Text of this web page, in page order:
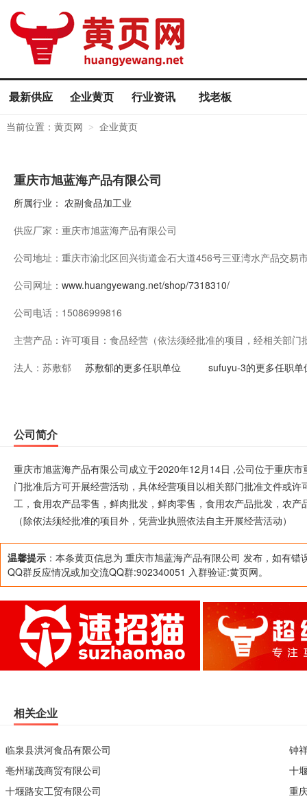
最新供应 企业黄页 行业资讯 找老板
当前位置： 黄页网 > 企业黄页
重庆市旭蓝海产品有限公司
所属行业： 农副食品加工业
供应厂家： 重庆市旭蓝海产品有限公司
公司地址： 重庆市渝北区回兴街道金石大道456号三亚湾水产品交易
公司网址： www.huangyewang.net/shop/7318310/
公司电话： 15086999816
主营产品： 许可项目：食品经营（依法须经批准的项目，经相关部
项目以相关部门批准文件或许可证件为准） 一般项目：
法人： 苏敷郁 苏敷郁的更多任职单位 sufuyu-3的更多任职单
公司简介
重庆市旭蓝海产品有限公司成立于2020年12月14日 ,公司位于重庆
门批准后方可开展经营活动，具体经营项目以相关部门批准文件或
工，食用农产品零售，鲜肉批发，鲜肉零售，食用农产品批发，农
（除依法须经批准的项目外，凭营业执照依法自主开展经营活动）
温馨提示 ：本条黄页信息为 重庆市旭蓝海产品有限公司 发布，如有错
QQ群反应情况或加交流QQ群:902340051 入群验证:黄页网。
相关企业
临泉县洪河食品有限公司
亳州瑞茂商贸有限公司
十堰路安工贸有限公司
钟
十
重